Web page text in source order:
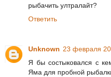
рыбачить ултралайт?
Ответить
Unknown 23 февраля
Я бы состыковался с
Яма для пробной